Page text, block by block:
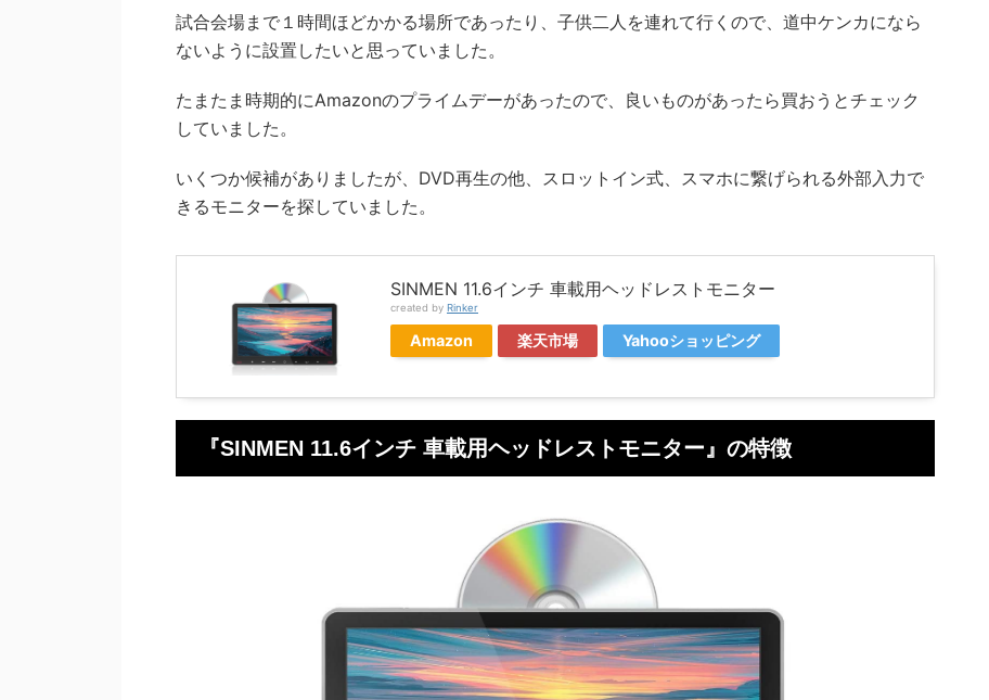
試合会場まで１時間ほどかかる場所であったり、子供二人を連れて行くので、道中ケンカになら
ないように設置したいと思っていました。
たまたま時期的にAmazonのプライムデーがあったので、良いものがあったら買おうとチェック
していました。
いくつか候補がありましたが、DVD再生の他、スロットイン式、スマホに繋げられる外部入力で
きるモニターを探していました。
SINMEN 11.6インチ 車載用ヘッドレストモニター
created by Rinker
Amazon 楽天市場 Yahooショッピング
『SINMEN 11.6インチ 車載用ヘッドレストモニター』の特徴